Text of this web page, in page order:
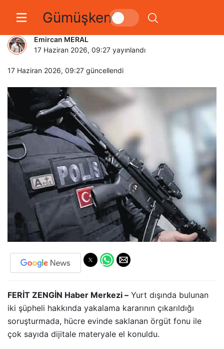
Gümüşkent
MLKP’ye finans operasyonu
Emircan MERAL
17 Haziran 2026, 09:27 yayınlandı
17 Haziran 2026, 09:27 güncellendi
FERİT ZENGİN Haber Merkezi – Yurt dışında bulunan
iki şüpheli hakkında yakalama kararının çıkarıldığı
soruşturmada, hücre evinde saklanan örgüt fonu ile
çok sayıda dijitale materyale el konuldu.